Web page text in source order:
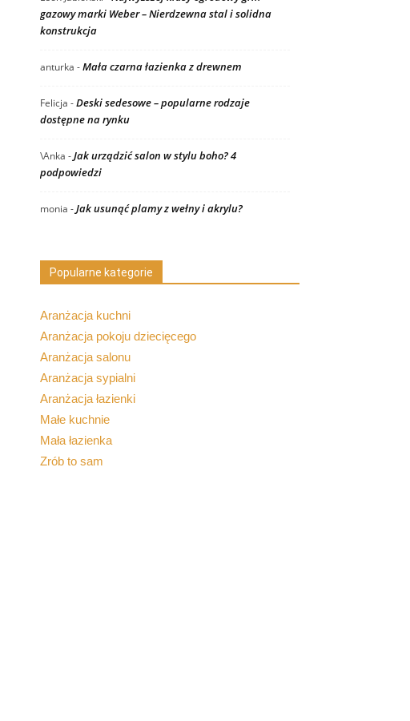
gazowy marki Weber – Nierdzewna stal i solidna
konstrukcja
anturka -Mała czarna łazienka z drewnem
Felicja -Deski sedesowe – popularne rodzaje
dostępne na rynku
\Anka -Jak urządzić salon w stylu boho? 4
podpowiedzi
monia -Jak usunąć plamy z wełny i akrylu?
Popularne kategorie
Aranżacja kuchni
Aranżacja pokoju dziecięcego
Aranżacja salonu
Aranżacja sypialni
Aranżacja łazienki
Małe kuchnie
Mała łazienka
Zrób to sam